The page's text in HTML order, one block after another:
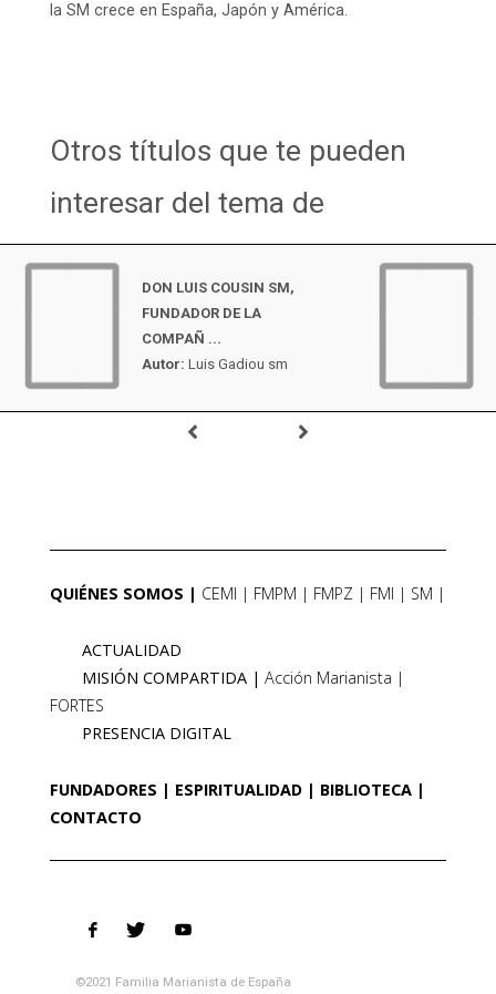
la SM crece en España, Japón y América.
Otros títulos que te pueden
interesar del tema de
DON LUIS COUSIN SM,
FUNDADOR DE LA
COMPAÑ ...
Autor: Luis Gadiou sm
QUIÉNES SOMOS CEMI FMPM FMPZ FMI SM
ACTUALIDAD
MISIÓN COMPARTIDA
Acción Marianista
FORTES
PRESENCIA DIGITAL
FUNDADORES ESPIRITUALIDAD
BIBLIOTECA
CONTACTO
©2021 Familia Marianista de España